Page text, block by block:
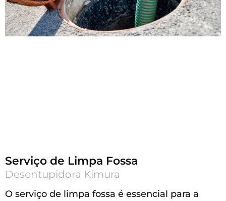
Serviço de Limpa Fossa
Desentupidora Kimura
O serviço de limpa fossa é essencial para a